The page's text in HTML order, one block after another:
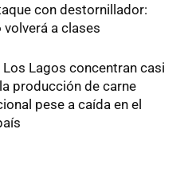
con destornillador:
volverá a clases
Los Lagos concentran casi
producción de carne
pese a caída en el